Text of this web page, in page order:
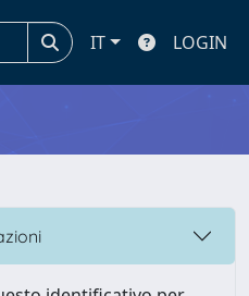
IT LOGIN